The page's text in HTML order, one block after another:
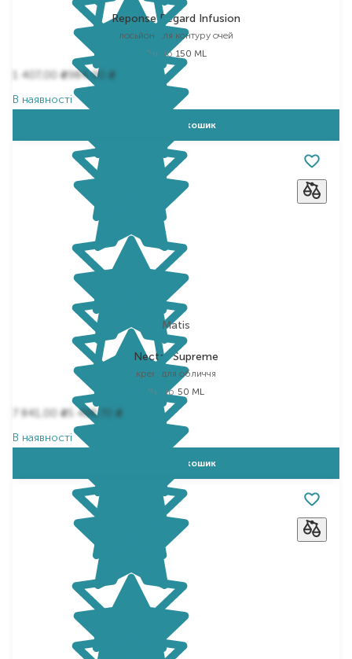
Reponse Regard Infusion
лосьйон для контуру очей
Вибір 150 ML
1 407,00₴984,90
₴
В наявності
Додати в кошик
Matis
Nectar Supreme
крем для обличчя
Вибір 50 ML
7 841,00₴5 488,70
₴
В наявності
Додати в кошик